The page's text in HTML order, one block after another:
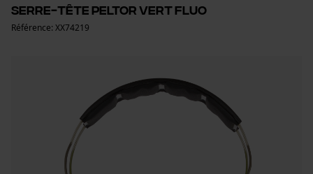
serre-tête Peltor vert fluo
Référence: XX74219